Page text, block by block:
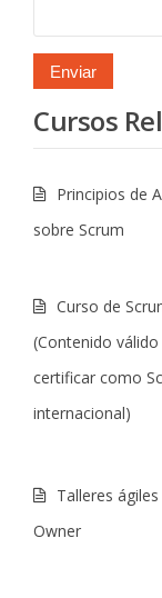
Cursos
Principios de
sobre Scrum
Curso de
(Contenido válido
certificar como
internacional)
Talleres
Owner